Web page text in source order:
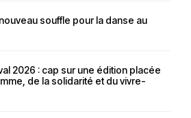
nouveau souffle pour la danse au
2026 : cap sur une édition placée
de la solidarité et du vivre-